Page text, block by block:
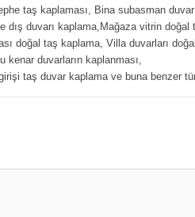
taş kaplaması, Bina subasman
dış duvarı kaplama,Mağaza vitrin doğal
doğal taş kaplama, Villa duvarları
kenar duvarların kaplanması,
taş duvar kaplama ve buna benzer